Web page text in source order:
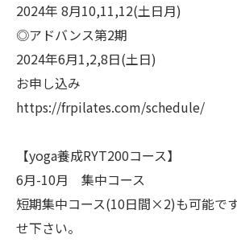
2024年 8月10,11,12(土日月)
◎アドバンス第2期
2024年6月1,2,8日(土日)
お申し込み
https://frpilates.com/schedule/
【yoga養成RYT200コース】
6月-10月 集中コース
短期集中コース(10日間×2)も可能で
せ下さい。